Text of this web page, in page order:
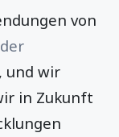
von
und wir
in Zukunft